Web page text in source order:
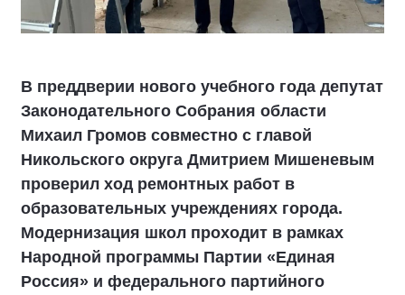
В преддверии нового учебного года депутат
Законодательного Собрания области
Михаил Громов совместно с главой
Никольского округа Дмитрием Мишеневым
проверил ход ремонтных работ в
образовательных учреждениях города.
Модернизация школ проходит в рамках
Народной программы Партии «Единая
Россия» и федерального партийного